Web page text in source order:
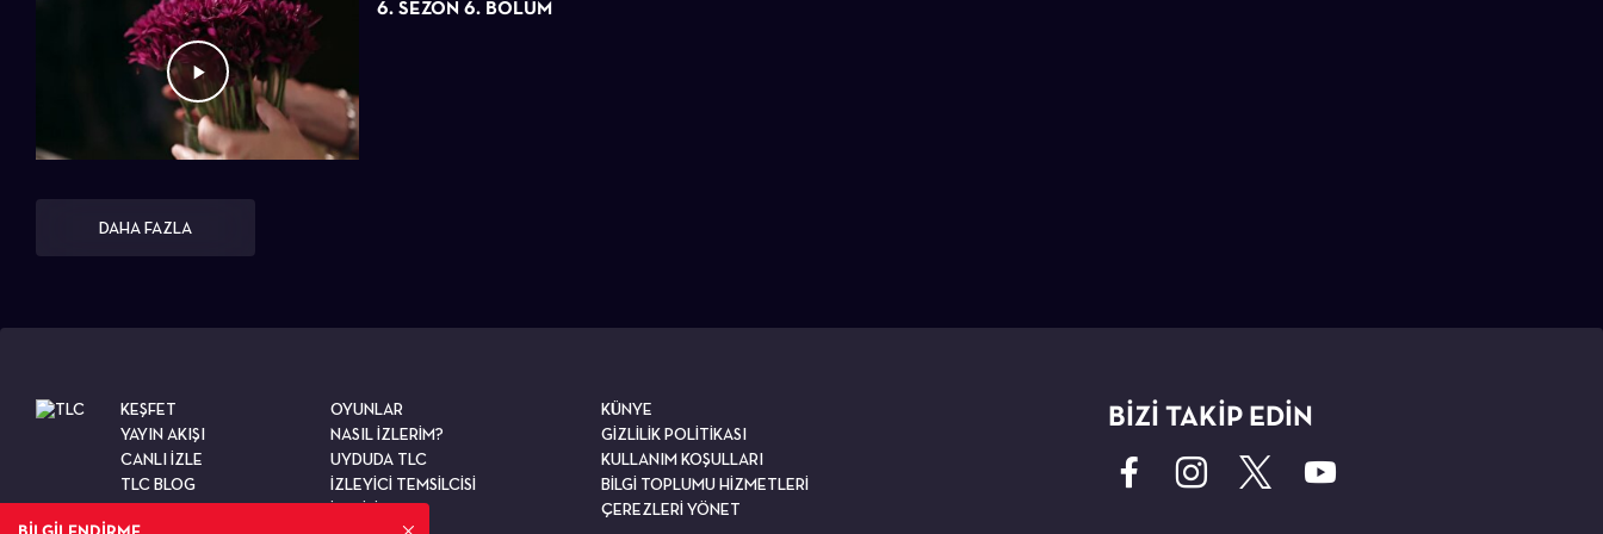
6. SEZON 6. BÖLÜM
DAHA FAZLA
KEŞFET
YAYIN AKIŞI
CANLI İZLE
TLC BLOG
TESTLER
OYUNLAR
NASIL İZLERİM?
UYDUDA TLC
İZLEYİCİ TEMSİLCİSİ
İLETİŞİM
KÜNYE
GİZLİLİK POLİTİKASI
KULLANIM KOŞULLARI
BİLGİ TOPLUMU HİZMETLERİ
ÇEREZLERİ YÖNET
BİZİ TAKİP EDİN